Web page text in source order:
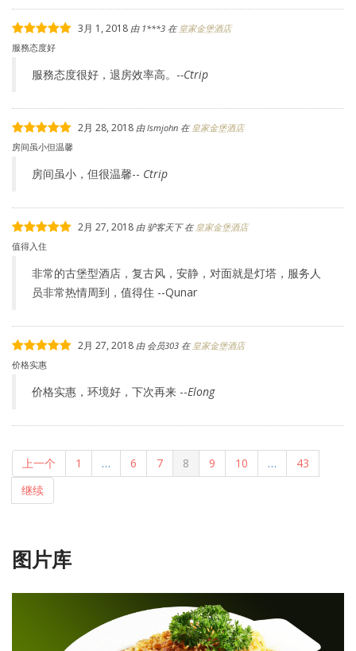
3月 1, 2018 由 1***3 在 皇家金堡酒店
服務态度好
服務态度很好，退房效率高。--Ctrip
2月 28, 2018 由lsmjohn 在 皇家金堡酒店
房间虽小但温馨
房间虽小，但很温馨-- Ctrip
2月 27, 2018 由驴客天下在 皇家金堡酒店
值得入住
非常的古堡型酒店，复古风，安静，对面就是灯塔，服务人
员非常热情周到，值得住 --Qunar
2月 27, 2018 由 会员303 在 皇家金堡酒店
价格实惠
价格实惠，环境好，下次再来 --Elong
上一个 1 … 6 7 8 9 10 …
43
继续
图片库